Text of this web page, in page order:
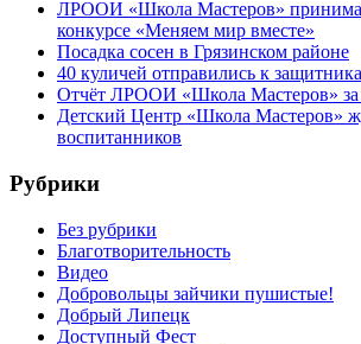
ЛРООИ «Школа Мастеров»
конкурсе «Меняем мир вместе»
Посадка сосен в Грязинском районе
40 куличей отправились к
Отчёт ЛРООИ «Школа Мастеров» за
Детский Центр «Школа Мастеров»
воспитанников
Рубрики
Без рубрики
Благотворительность
Видео
Добровольцы зайчики пушистые!
Добрый Липецк
Доступный Фест